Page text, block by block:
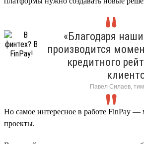
«Благодаря
производится
кредитного
Павел Силаев,
Но самое интересное в работе FinPay
проекты.